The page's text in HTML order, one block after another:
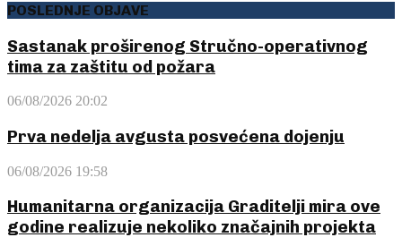
POSLEDNJE OBJAVE
Sastanak proširenog Stručno-operativnog
tima za zaštitu od požara
06/08/2026 20:02
Prva nedelja avgusta posvećena dojenju
06/08/2026 19:58
Humanitarna organizacija Graditelji mira ove
godine realizuje nekoliko značajnih projekta